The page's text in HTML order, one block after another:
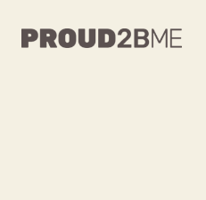
WAAR BEN